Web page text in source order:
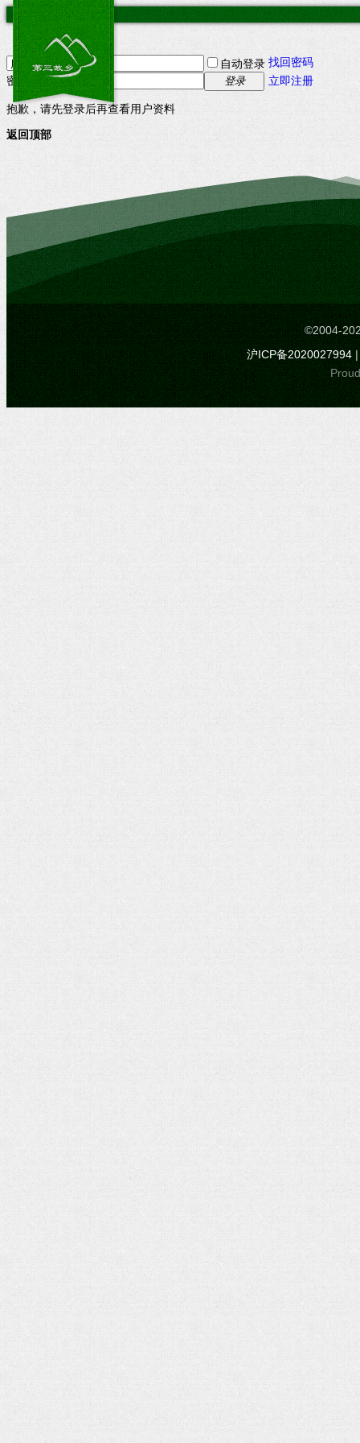
自动登录 找回密码
密码
登录 立即注册
抱歉，请先登录后再查看用户资料
返回顶部
©2004-
沪ICP备2020027994